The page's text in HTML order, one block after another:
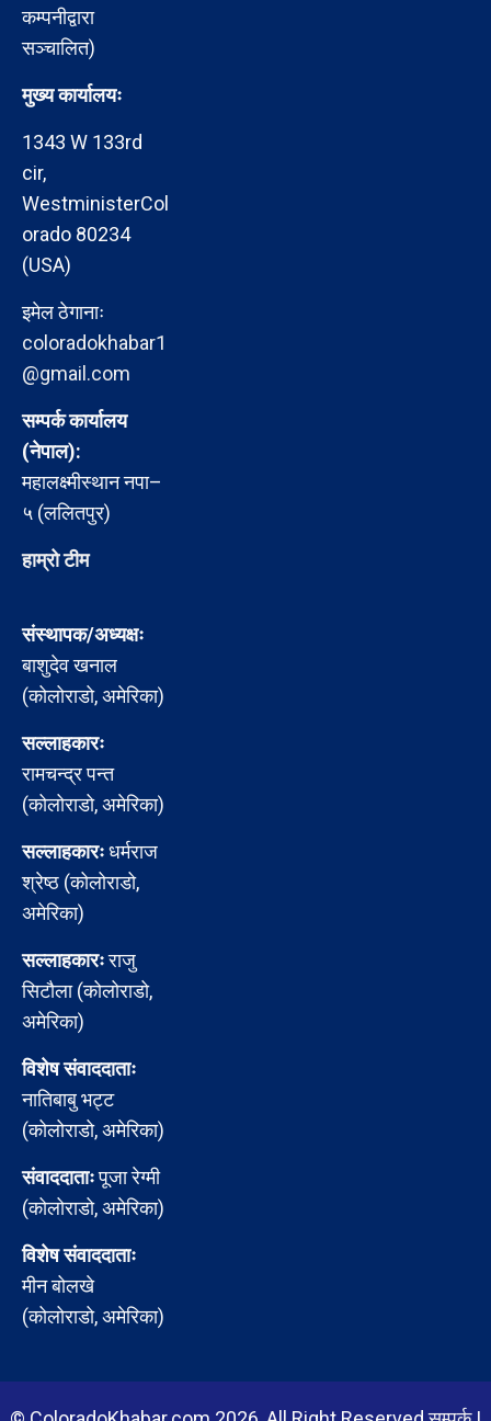
कम्पनीद्वारा
सञ्चालित)
मुख्य कार्यालयः
1343 W 133rd
cir,
WestministerCol
orado 80234
(USA)
इमेल ठेगानाः
coloradokhabar1
@gmail.com
सम्पर्क कार्यालय
(नेपाल):
महालक्ष्मीस्थान नपा–
५ (ललितपुर)
हाम्रो टीम
संस्थापक/अध्यक्षः
बाशुदेव खनाल
(कोलोराडो, अमेरिका)
सल्लाहकारः
रामचन्द्र पन्त
(कोलोराडो, अमेरिका)
सल्लाहकारःधर्मराज
श्रेष्ठ (कोलोराडो,
अमेरिका)
सल्लाहकारःराजु
सिटौला (कोलोराडो,
अमेरिका)
विशेष संवाददाताः
नातिबाबु भट्ट
(कोलोराडो, अमेरिका)
संवाददाताःपूजा रेग्मी
(कोलोराडो, अमेरिका)
विशेष संवाददाताः
मीन बोलखे
(कोलोराडो, अमेरिका)